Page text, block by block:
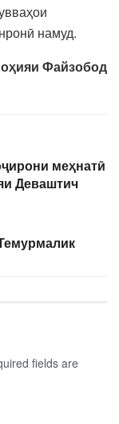
намуд.
Файзобод
меҳнатӣ
Деваштич
fields are